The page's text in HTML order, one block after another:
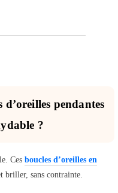
pendantes
?
Ces boucles d’oreilles en
briller, sans contrainte.